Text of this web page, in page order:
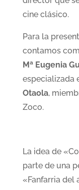
cine clásico.
Para la
contamos
Mª Eugenia
especializada
Otaola,
Zoco.
La idea de
parte de una
«Fanfarria del